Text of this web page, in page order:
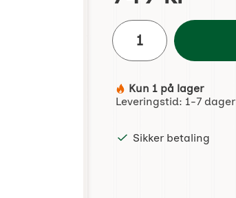
antall
Produkttilgjengelighet:
Kun 1 på lager
Leveringstid: 1-7 dager
Sikker betaling